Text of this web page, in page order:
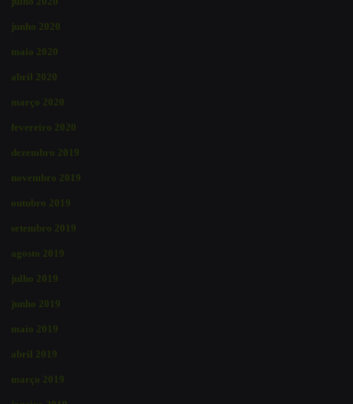
junho 2020
maio 2020
abril 2020
março 2020
fevereiro 2020
dezembro 2019
novembro 2019
outubro 2019
setembro 2019
agosto 2019
julho 2019
junho 2019
maio 2019
abril 2019
março 2019